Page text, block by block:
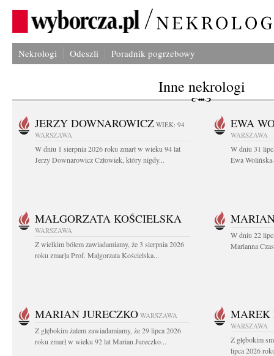
Nekrologi Odeszli Poradnik pogrzebowy
Inne nekrologi
JERZY DOWNAROWICZ WIEK: 94
WARSZAWA
W dniu 1 sierpnia 2026 roku zmarł w wieku 94 lat
Jerzy Downarowicz Człowiek, który nigdy...
EWA
WARSZAWA
W dniu 31
Ewa
MAŁGORZATA KOŚCIELSKA
WARSZAWA
Z wielkim bólem zawiadamiamy, że 3 sierpnia 2026
roku zmarła Prof. Małgorzata Kościelska...
W dniu 22
Marianna
MARIAN JURECZKO WARSZAWA
Z głębokim żalem zawiadamiamy, że 29 lipca 2026
roku zmarł w wieku 92 lat Marian Jureczko...
MAREK
WARSZAWA
Z głębokim
lipca 2026